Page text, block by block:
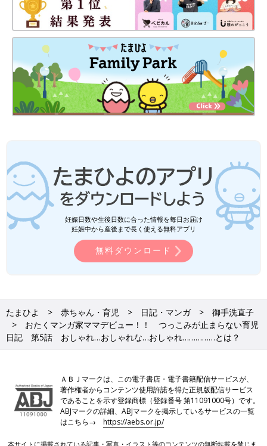
妊娠日数や生後日数に合った情報を毎日お届け
妊娠中から産後まで長く使える無料アプリ
無料ダウンロード
たまひよ 赤ちゃん・育児 日記・マンガ
御手洗直子
おたくマンガ家ママデビュー！！ つっこみが止まらない育児
日記 第5話 おしゃれ…おしゃれな…おしゃれ……………とは？
ＡＢＪマークは、この電子書店・電子書籍配信サービスが、
著作権者からコンテンツ使用許諾を得た正規版配信サービス
であることを示す登録商標（登録番号 第11091000号）です。
ABJマークの詳細、ABJマークを掲示しているサービスの一覧
はこちら→https://aebs.or.jp/
本サイトに掲載されている記事・写真・イラスト等のコンテンツの無断転載を禁じま